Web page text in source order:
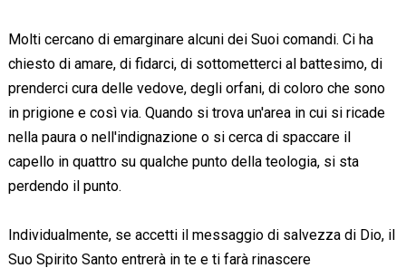
Molti cercano di emarginare alcuni dei Suoi comandi. Ci ha
chiesto di amare, di fidarci, di sottometterci al battesimo, di
prenderci cura delle vedove, degli orfani, di coloro che sono
in prigione e così via. Quando si trova un'area in cui si ricade
nella paura o nell'indignazione o si cerca di spaccare il
capello in quattro su qualche punto della teologia, si sta
perdendo il punto.
Individualmente, se accetti il messaggio di salvezza di Dio, il
Suo Spirito Santo entrerà in te e ti farà rinascere